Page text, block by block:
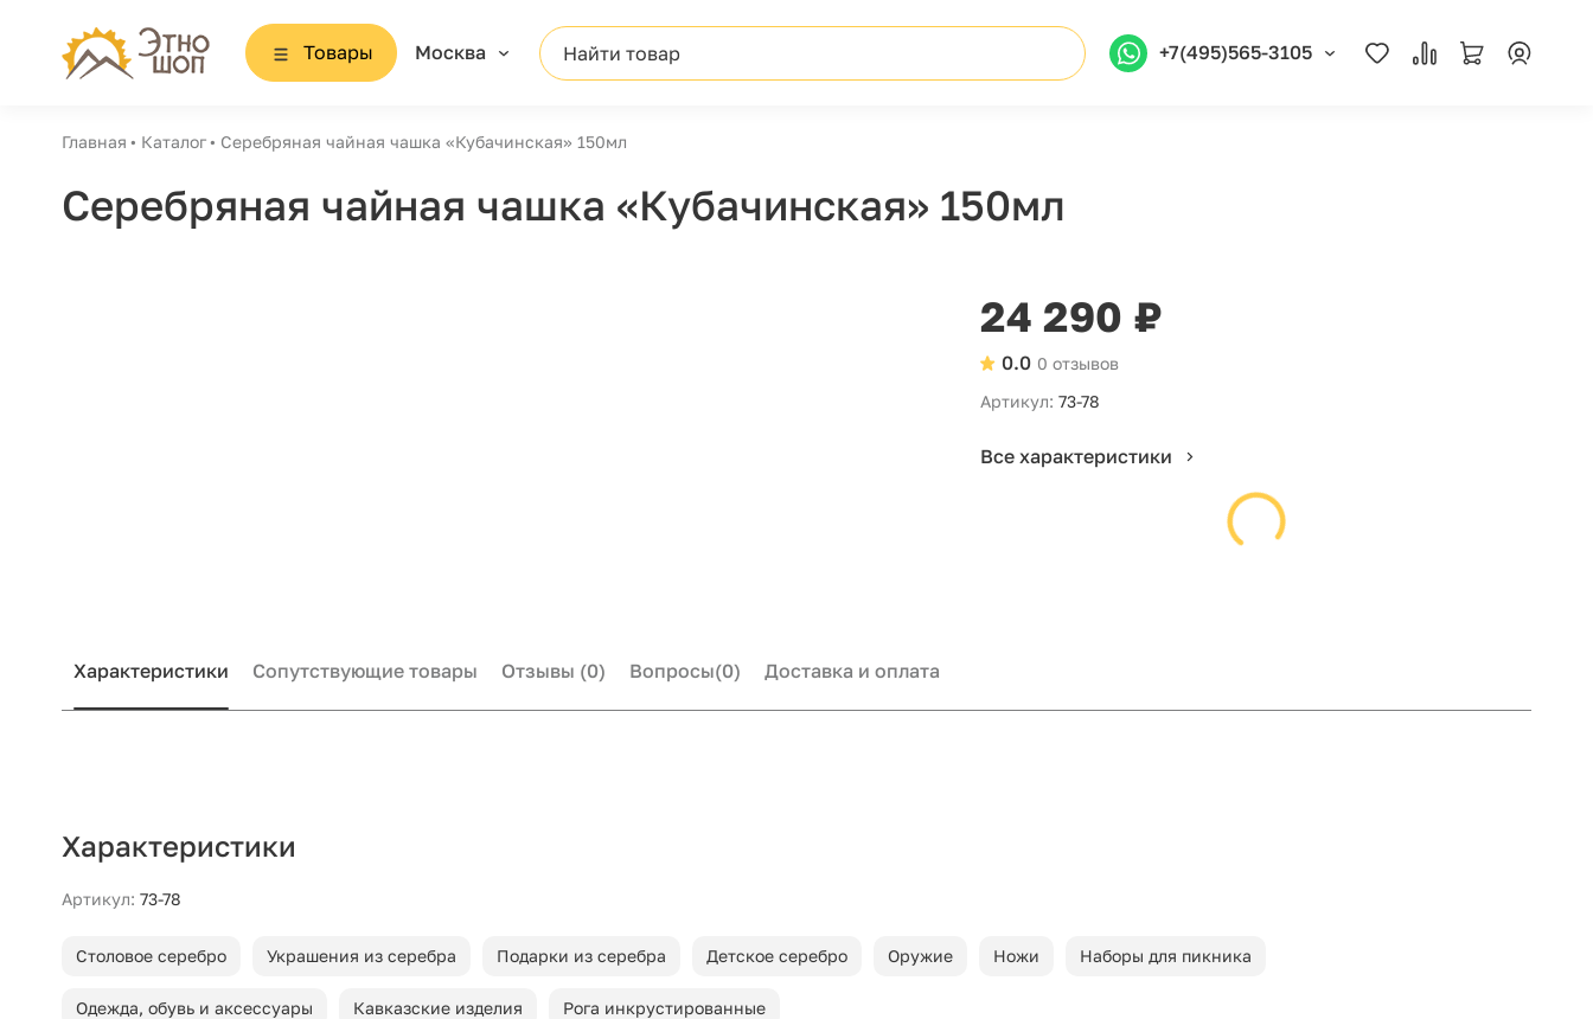
Товары Москва Найти товар +7(495)565-3105
Главная Каталог Серебряная чайная чашка «Кубачинская» 150мл
Серебряная чайная чашка «Кубачинская» 150мл
24 290 ₽
0 отзывов
0.0
Артикул: 73-78
Все характеристики
Характеристики Сопутствующие товары Отзывы (0) Вопросы(0) Доставка и оплата
Характеристики
Артикул: 73-78
Столовое серебро Украшения из серебра Подарки из серебра Детское серебро Оружие Ножи Наборы для пикника
Одежда, обувь и аксессуары Кавказские изделия Рога инкрустированные